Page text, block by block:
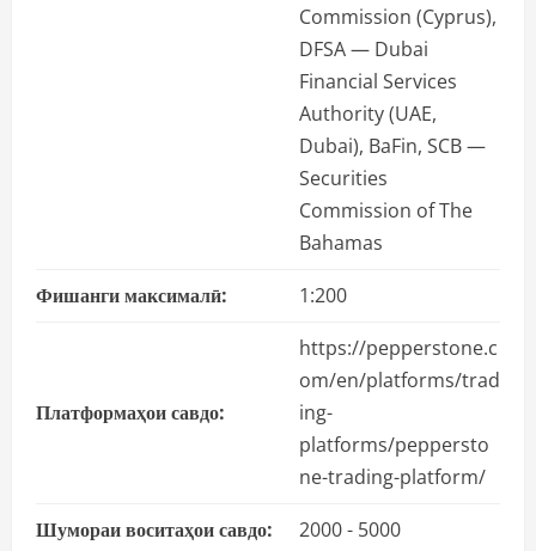
Commission (Cyprus),
DFSA — Dubai
Financial Services
Authority (UAE,
Dubai), BaFin, SCB —
Securities
Commission of The
Bahamas
Фишанги максималӣ:
1:200
Платформаҳои савдо:
https://pepperstone.c
om/en/platforms/trad
ing-
platforms/peppersto
ne-trading-platform/
Шумораи воситаҳои савдо:
2000 - 5000